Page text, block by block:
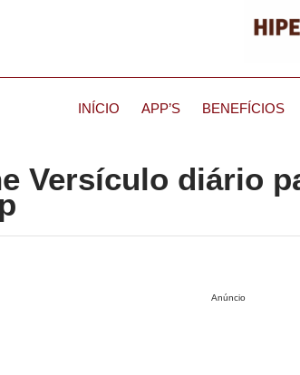
INÍCIO APP’S BENEFÍCIOS
Versículo diário
Anúncio